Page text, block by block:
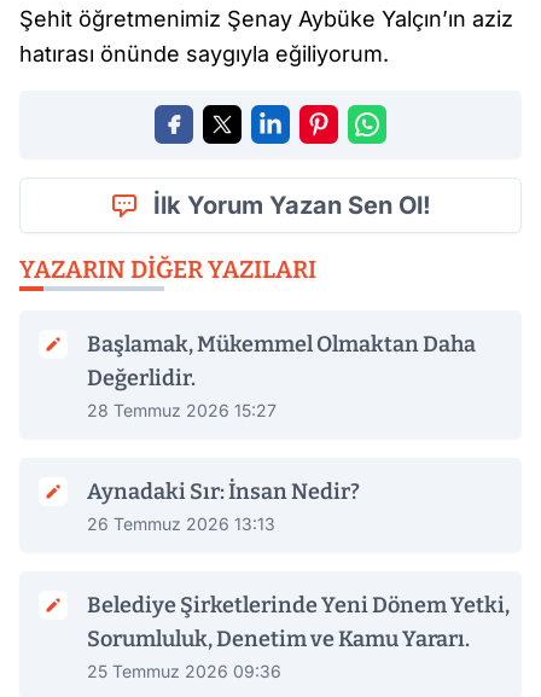
Şehit öğretmenimiz Şenay Aybüke Yalçın’ın aziz
hatırası önünde saygıyla eğiliyorum.
İlk Yorum Yazan Sen Ol!
YAZARIN DIĞER YAZILARI
Başlamak, Mükemmel Olmaktan Daha
Değerlidir.
28 Temmuz 2026 15:27
Aynadaki Sır: İnsan Nedir?
26 Temmuz 2026 13:13
Belediye Şirketlerinde Yeni Dönem Yetki,
Sorumluluk, Denetim ve Kamu Yararı.
25 Temmuz 2026 09:36